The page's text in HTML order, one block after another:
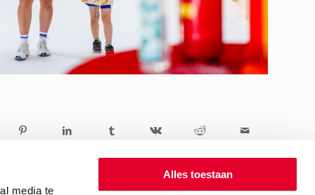
media te
Alles toestaan